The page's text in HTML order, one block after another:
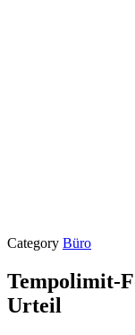
Category Büro
Tempolimit-
Urteil